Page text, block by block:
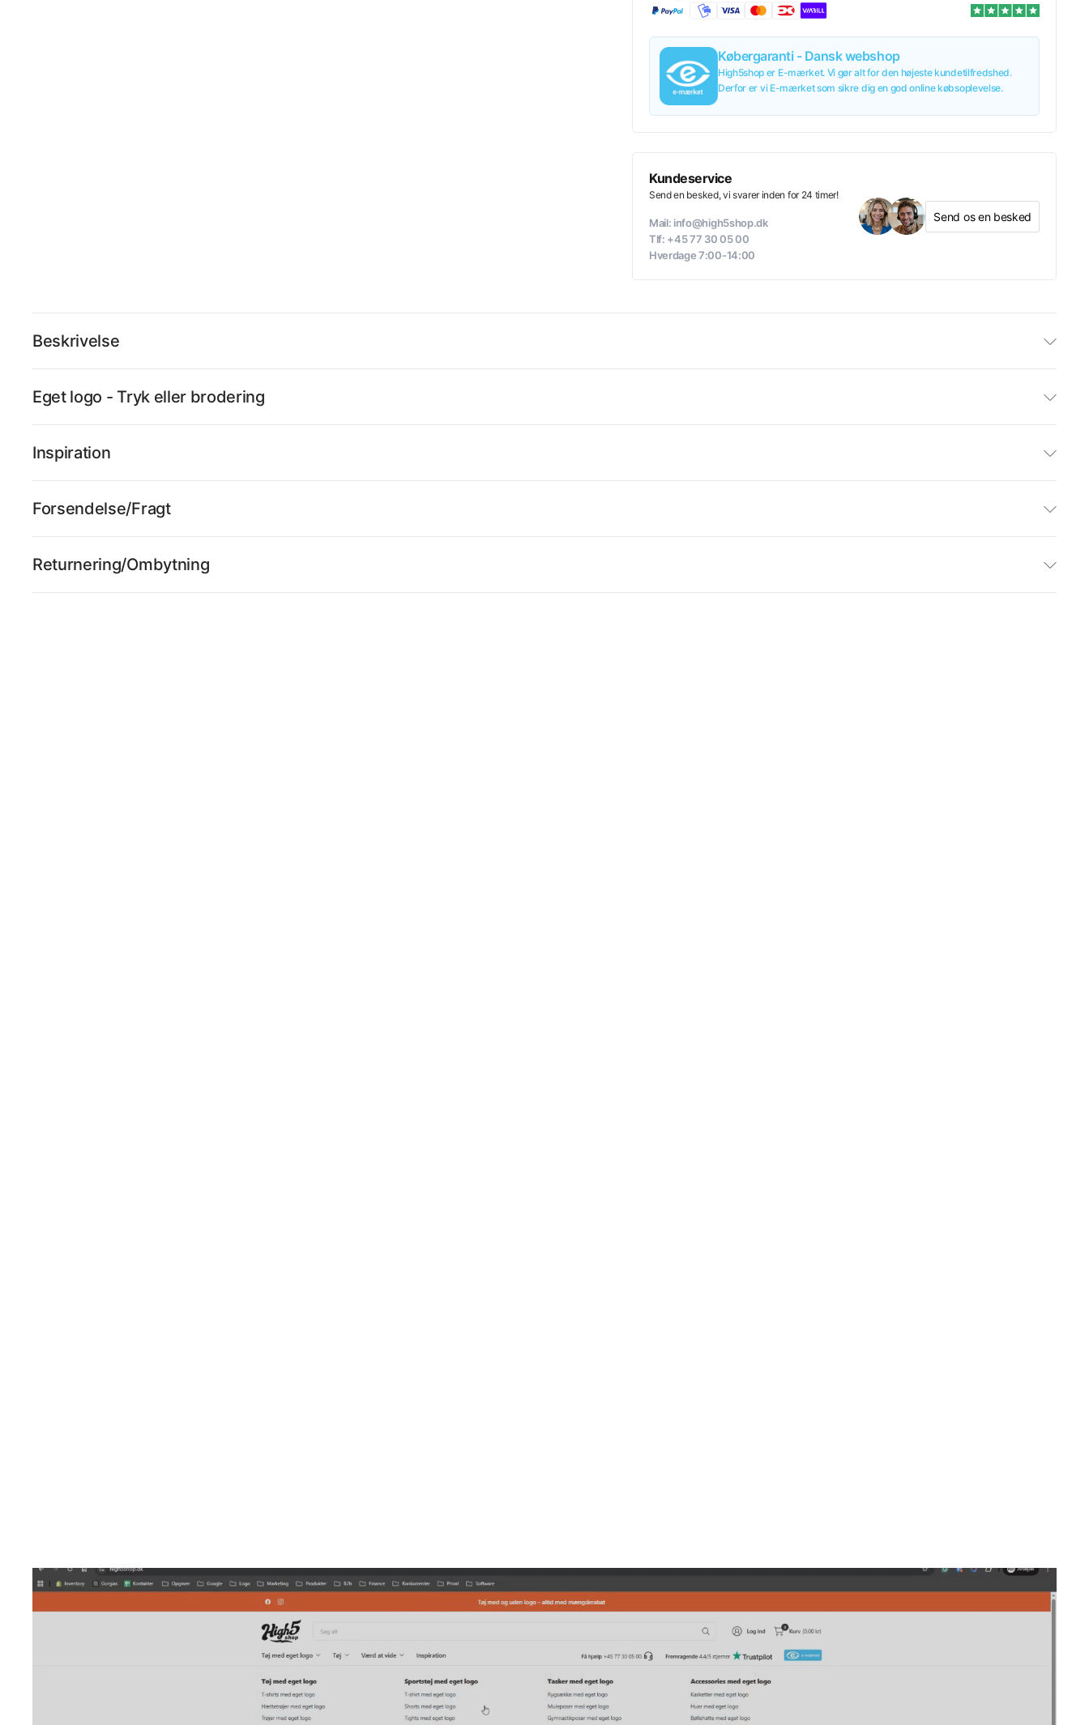
Købergaranti - Dansk webshop
High5shop er E-mærket. Vi gør alt for den højeste kundetilfredshed.
Derfor er vi E-mærket som sikre dig en god online købsoplevelse.
Kundeservice
Send en besked, vi svarer inden for 24 timer!
Mail: info@high5shop.dk
Tlf: +45 77 30 05 00
Hverdage 7:00-14:00
Send os en besked
Beskrivelse
Eget logo - Tryk eller brodering
Inspiration
Forsendelse/Fragt
Returnering/Ombytning